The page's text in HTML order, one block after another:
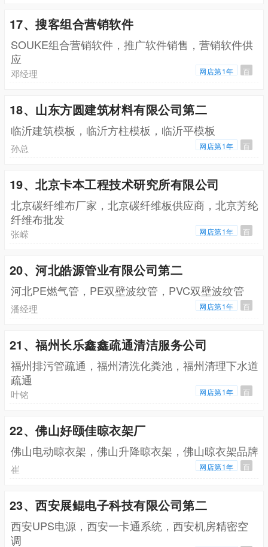
17、搜客组合营销软件
SOUKE组合营销软件，推广软件销售，营销软件供
应
邓经理 网店第1年 百
18、山东方圆建筑材料有限公司第二
临沂建筑模板，临沂方柱模板，临沂平模板
孙总 网店第1年 百
19、北京卡本工程技术研究所有限公司
北京碳纤维布厂家，北京碳纤维板供应商，北京芳纶
纤维布批发
张嵘 网店第1年 百
20、河北皓源管业有限公司第二
河北PE燃气管，PE双壁波纹管，PVC双壁波纹管
潘经理 网店第1年 百
21、福州长乐鑫鑫疏通清洁服务公司
福州排污管疏通，福州清洗化粪池，福州清理下水道
疏通
叶铭 网店第1年 百
22、佛山好颐佳晾衣架厂
佛山电动晾衣架，佛山升降晾衣架，佛山晾衣架品牌
崔 网店第1年 百
23、西安展鲲电子科技有限公司第二
西安UPS电源，西安一卡通系统，西安机房精密空
调